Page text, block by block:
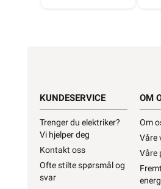
KUNDESERVICE
Trenger du elektriker?
Vi hjelper deg
Kontakt oss
Ofte stilte spørsmål og
svar
OM
Om
Våre
Våre